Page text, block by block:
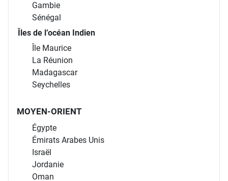
Gambie
Sénégal
Îles de l’océan Indien
Île Maurice
La Réunion
Madagascar
Seychelles
MOYEN-ORIENT
Égypte
Émirats Arabes Unis
Israël
Jordanie
Oman